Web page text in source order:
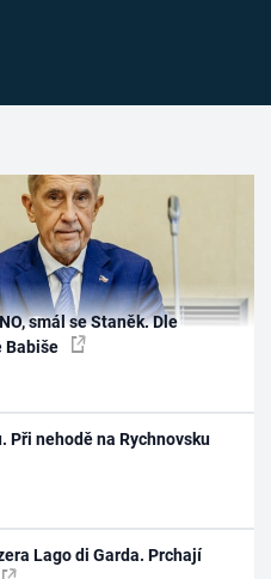
smál se Staněk. Dle
Babiše
Při nehodě na Rychnovsku
Lago di Garda. Prchají